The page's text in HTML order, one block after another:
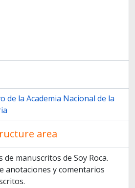
de la Academia Nacional de la
area
de manuscritos de Soy Roca.
anotaciones y comentarios